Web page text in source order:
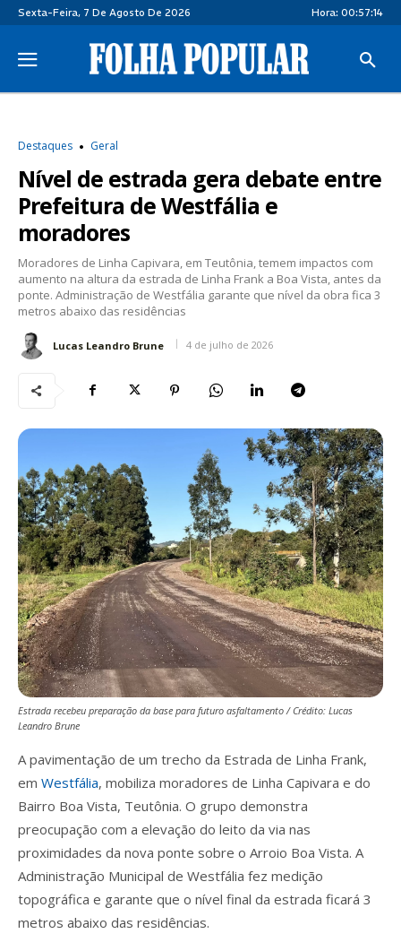
Sexta-Feira, 7 De Agosto De 2026 Hora: 00:57:15
Destaques Geral
Nível de estrada gera debate entre
Prefeitura de Westfália e
moradores
Moradores de Linha Capivara, em Teutônia, temem impactos com
aumento na altura da estrada de Linha Frank a Boa Vista, antes da
ponte. Administração de Westfália garante que nível da obra fica 3
metros abaixo das residências
Lucas Leandro Brune 4 de julho de 2026
Estrada recebeu preparação da base para futuro asfaltamento / Crédito: Lucas
Leandro Brune
A pavimentação de um trecho da Estrada de Linha Frank,
em Westfália, mobiliza moradores de Linha Capivara e do
Bairro Boa Vista, Teutônia. O grupo demonstra
preocupação com a elevação do leito da via nas
proximidades da nova ponte sobre o Arroio Boa Vista. A
Administração Municipal de Westfália fez medição
topográfica e garante que o nível final da estrada ficará 3
metros abaixo das residências.